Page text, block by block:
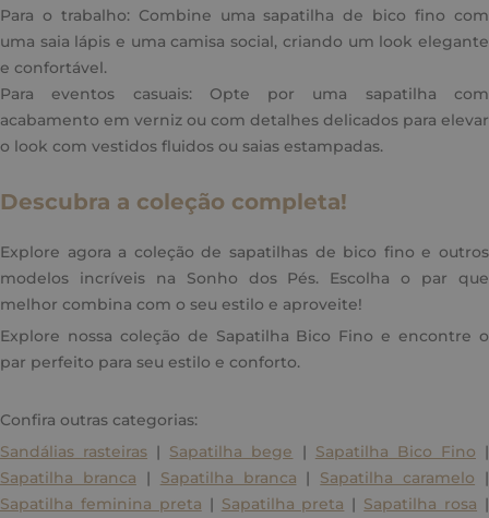
Para o trabalho: Combine uma sapatilha de bico fino com
uma saia lápis e uma camisa social, criando um look elegante
e confortável.
Para eventos casuais: Opte por uma sapatilha com
acabamento em verniz ou com detalhes delicados para elevar
o look com vestidos fluidos ou saias estampadas.
Descubra a coleção completa!
Explore agora a coleção de sapatilhas de bico fino e outros
modelos incríveis na Sonho dos Pés. Escolha o par que
melhor combina com o seu estilo e aproveite!
Explore nossa coleção de Sapatilha Bico Fino e encontre o
par perfeito para seu estilo e conforto.
Confira outras categorias:
Sandálias rasteiras | Sapatilha bege | Sapatilha Bico Fino |
Sapatilha branca | Sapatilha branca | Sapatilha caramelo |
Sapatilha feminina preta | Sapatilha preta | Sapatilha rosa |